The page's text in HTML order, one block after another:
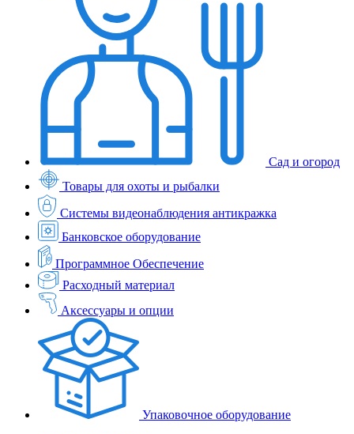
Сад и огород
Товары для охоты и рыбалки
Системы видеонаблюдения антикражка
Банковское оборудование
Программное Обеспечение
Расходный материал
Аксессуары и опции
Упаковочное оборудование